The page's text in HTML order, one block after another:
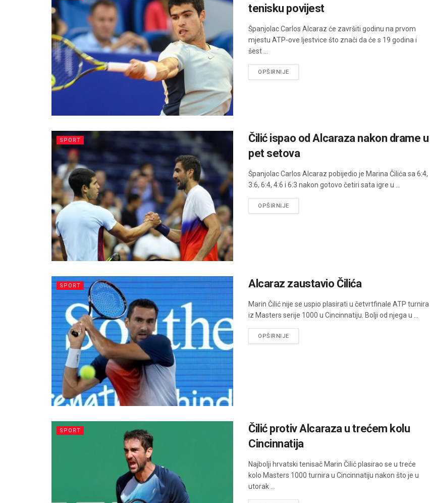
tenisku povijest
Španjolac Carlos Alcaraz će završiti godinu na prvom
mjestu ATP-ove ljestvice što znači da će s 19 godina i
šest ...
OPŠIRNIJEDETAILS
SPORT
Čilić ispao od Alcaraza nakon drame u
pet setova
Španjolac Carlos Alcaraz pobijedio je Marina Čilića sa 6:4,
3:6, 6:4, 4:6 i 6:3 nakon gotovo četiri sata igre u ...
OPŠIRNIJEDETAILS
SPORT Alcaraz zaustavio Čilića
Marin Čilić nije se uspio plasirati u četvrtfinale ATP turnira
iz Masters serije 1000 u Cincinnatiju. Bolji od njega u ...
OPŠIRNIJEDETAILS
SPORT
Čilić protiv Alcaraza u trećem kolu
Cincinnatija
Najbolji hrvatski tenisač Marin Čilić plasirao se u treće
kolo Masters 1000 turnira u Cincinnatiju nakon što je u
utorak ...